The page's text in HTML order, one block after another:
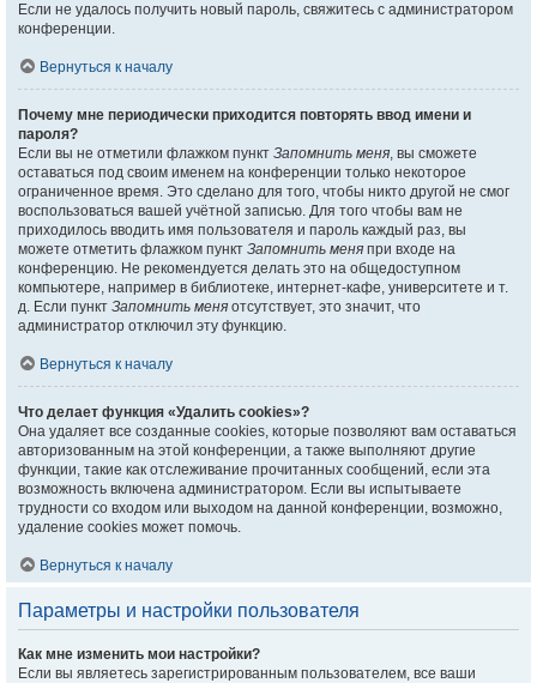
Если не удалось получить новый пароль, свяжитесь с администратором
конференции.
Вернуться к началу
Почему мне периодически приходится повторять ввод имени и
пароля?
Если вы не отметили флажком пункт Запомнить меня, вы сможете
оставаться под своим именем на конференции только некоторое
ограниченное время. Это сделано для того, чтобы никто другой не смог
воспользоваться вашей учётной записью. Для того чтобы вам не
приходилось вводить имя пользователя и пароль каждый раз, вы
можете отметить флажком пункт Запомнить меня при входе на
конференцию. Не рекомендуется делать это на общедоступном
компьютере, например в библиотеке, интернет-кафе, университете и т.
д. Если пункт Запомнить меня отсутствует, это значит, что
администратор отключил эту функцию.
Вернуться к началу
Что делает функция «Удалить cookies»?
Она удаляет все созданные cookies, которые позволяют вам оставаться
авторизованным на этой конференции, а также выполняют другие
функции, такие как отслеживание прочитанных сообщений, если эта
возможность включена администратором. Если вы испытываете
трудности со входом или выходом на данной конференции, возможно,
удаление cookies может помочь.
Вернуться к началу
Параметры и настройки пользователя
Как мне изменить мои настройки?
Если вы являетесь зарегистрированным пользователем, все ваши